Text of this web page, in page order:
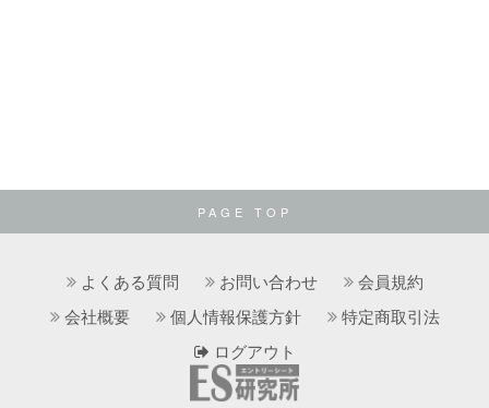
PAGE TOP
よくある質問 お問い合わせ
会員規約
会社概要
個人情報保護方針
特定商取引法
ログアウト